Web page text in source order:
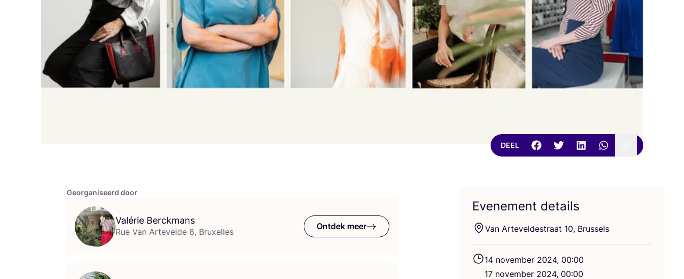
DEEL
Georganiseerd door
Valérie Berckmans
Rue Van Artevelde 8, Bruxelles
Ontdek meer
Evenement details
Van Art­e­vel­de­straat 10, Brussels
14 novem­ber 2024, 00:00
17 novem­ber 2024, 00:00